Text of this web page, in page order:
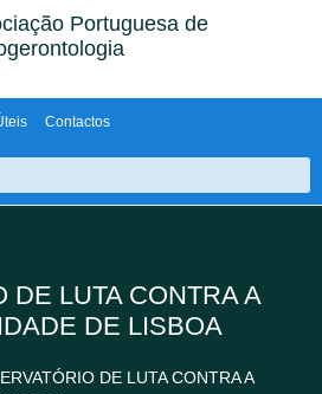
Portuguesa de
Contactos
DE LUTA CONTRA A
DE LISBOA
DE LUTA CONTRA A